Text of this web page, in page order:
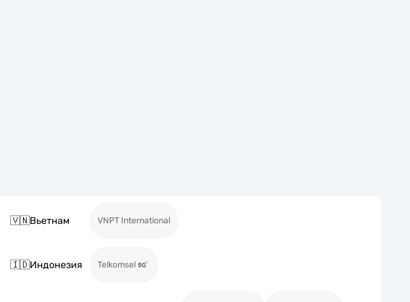
🇻🇳Вьетнам VNPT International
🇮🇩Индонезия Telkomsel